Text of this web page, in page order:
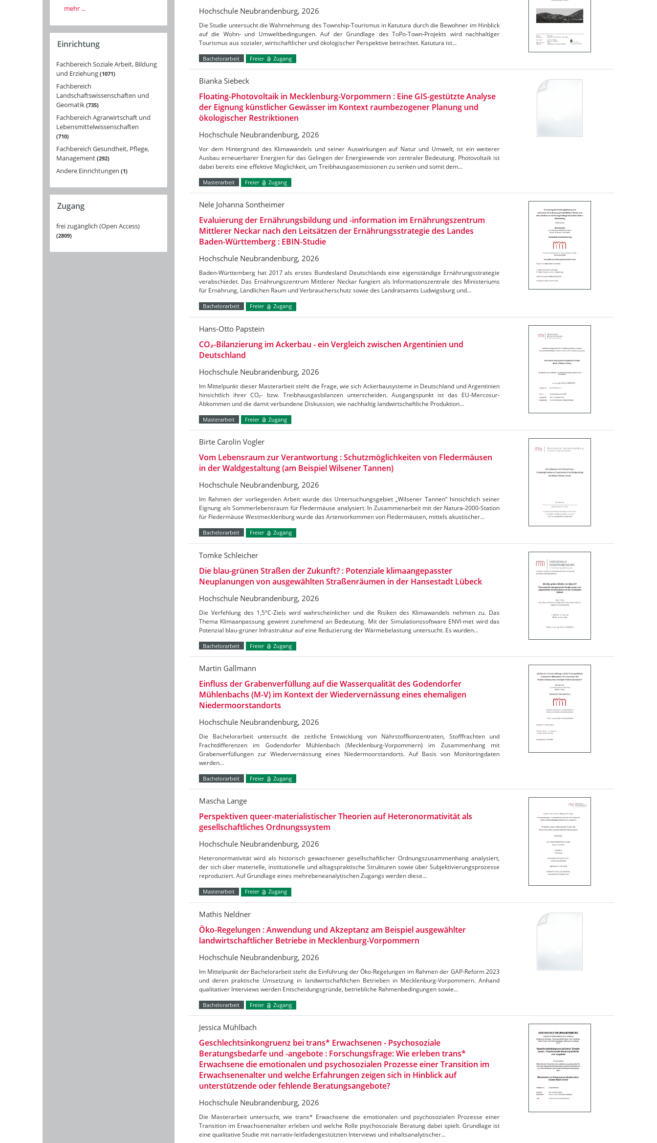
mehr ...
Einrichtung
Fachbereich Soziale Arbeit, Bildung
und Erziehung 1071
Fachbereich
Landschaftswissenschaften und
Geomatik 735
Fachbereich Agrarwirtschaft und
Lebensmittelwissenschaften
710
Fachbereich Gesundheit, Pflege,
Management 292
Andere Einrichtungen 1
Zugang
frei zugänglich (Open Access)
2809
Hochschule Neubrandenburg, 2026
Die Studie untersucht die Wahrnehmung des Township-Tourismus in Katutura durch die Bewohner im Hinblick
auf die Wohn- und Umweltbedingungen. Auf der Grundlage des ToPo-Town-Projekts wird nachhaltiger
Tourismus aus sozialer, wirtschaftlicher und ökologischer Perspektive betrachtet. Katutura ist…
Bachelorarbeit Freier Zugang
Bianka Siebeck
Floating-Photovoltaik in Mecklenburg-Vorpommern : Eine GIS-gestützte Analyse
der Eignung künstlicher Gewässer im Kontext raumbezogener Planung und
ökologischer Restriktionen
Hochschule Neubrandenburg, 2026
Vor dem Hintergrund des Klimawandels und seiner Auswirkungen auf Natur und Umwelt, ist ein weiterer
Ausbau erneuerbarer Energien für das Gelingen der Energiewende von zentraler Bedeutung. Photovoltaik ist
dabei bereits eine effektive Möglichkeit, um Treibhausgasemissionen zu senken und somit dem…
Masterarbeit Freier Zugang
Nele Johanna Sontheimer
Evaluierung der Ernährungsbildung und -information im Ernährungszentrum
Mittlerer Neckar nach den Leitsätzen der Ernährungsstrategie des Landes
Baden-Württemberg : EBIN-Studie
Hochschule Neubrandenburg, 2026
Baden-Württemberg hat 2017 als erstes Bundesland Deutschlands eine eigenständige Ernährungsstrategie
verabschiedet. Das Ernährungszentrum Mittlerer Neckar fungiert als Informationszentrale des Ministeriums
für Ernährung, Ländlichen Raum und Verbraucherschutz sowie des Landratsamts Ludwigsburg und…
Bachelorarbeit Freier Zugang
Hans-Otto Papstein
CO₂-Bilanzierung im Ackerbau - ein Vergleich zwischen Argentinien und
Deutschland
Hochschule Neubrandenburg, 2026
Im Mittelpunkt dieser Masterarbeit steht die Frage, wie sich Ackerbausysteme in Deutschland und Argentinien
hinsichtlich ihrer CO₂- bzw. Treibhausgasbilanzen unterscheiden. Ausgangspunkt ist das EU-Mercosur-
Abkommen und die damit verbundene Diskussion, wie nachhaltig landwirtschaftliche Produktion…
Masterarbeit Freier Zugang
Birte Carolin Vogler
Vom Lebensraum zur Verantwortung : Schutzmöglichkeiten von Fledermäusen
in der Waldgestaltung (am Beispiel Wilsener Tannen)
Hochschule Neubrandenburg, 2026
Im Rahmen der vorliegenden Arbeit wurde das Untersuchungsgebiet „Wilsener Tannen“ hinsichtlich seiner
Eignung als Sommerlebensraum für Fledermäuse analysiert. In Zusammenarbeit mit der Natura-2000-Station
für Fledermäuse Westmecklenburg wurde das Artenvorkommen von Fledermäusen, mittels akustischer…
Bachelorarbeit Freier Zugang
Tomke Schleicher
Die blau-grünen Straßen der Zukunft? : Potenziale klimaangepasster
Neuplanungen von ausgewählten Straßenräumen in der Hansestadt Lübeck
Hochschule Neubrandenburg, 2026
Die Verfehlung des 1,5°C-Ziels wird wahrscheinlicher und die Risiken des Klimawandels nehmen zu. Das
Thema Klimaanpassung gewinnt zunehmend an Bedeutung. Mit der Simulationssoftware ENVI-met wird das
Potenzial blau-grüner Infrastruktur auf eine Reduzierung der Wärmebelastung untersucht. Es wurden…
Bachelorarbeit Freier Zugang
Martin Gallmann
Einfluss der Grabenverfüllung auf die Wasserqualität des Godendorfer
Mühlenbachs (M-V) im Kontext der Wiedervernässung eines ehemaligen
Niedermoorstandorts
Hochschule Neubrandenburg, 2026
Die Bachelorarbeit untersucht die zeitliche Entwicklung von Nährstoffkonzentraten, Stofffrachten und
Frachtdifferenzen im Godendorfer Mühlenbach (Mecklenburg-Vorpommern) im Zusammenhang mit
Grabenverfüllungen zur Wiedervernässung eines Niedermoorstandorts. Auf Basis von Monitoringdaten
werden…
Bachelorarbeit Freier Zugang
Mascha Lange
Perspektiven queer-materialistischer Theorien auf Heteronormativität als
gesellschaftliches Ordnungssystem
Hochschule Neubrandenburg, 2026
Heteronormativität wird als historisch gewachsener gesellschaftlicher Ordnungszusammenhang analysiert,
der sich über materielle, institutionelle und alltagspraktische Strukturen sowie über Subjektivierungsprozesse
reproduziert. Auf Grundlage eines mehrebeneanalytischen Zugangs werden diese…
Masterarbeit Freier Zugang
Mathis Neldner
Öko-Regelungen : Anwendung und Akzeptanz am Beispiel ausgewählter
landwirtschaftlicher Betriebe in Mecklenburg-Vorpommern
Hochschule Neubrandenburg, 2026
Im Mittelpunkt der Bachelorarbeit steht die Einführung der Öko-Regelungen im Rahmen der GAP-Reform 2023
und deren praktische Umsetzung in landwirtschaftlichen Betrieben in Mecklenburg-Vorpommern. Anhand
qualitativer Interviews werden Entscheidungsgründe, betriebliche Rahmenbedingungen sowie…
Bachelorarbeit Freier Zugang
Jessica Mühlbach
Geschlechtsinkongruenz bei trans* Erwachsenen - Psychosoziale
Beratungsbedarfe und -angebote : Forschungsfrage: Wie erleben trans*
Erwachsene die emotionalen und psychosozialen Prozesse einer Transition im
Erwachsenenalter und welche Erfahrungen zeigen sich in Hinblick auf
unterstützende oder fehlende Beratungsangebote?
Hochschule Neubrandenburg, 2026
Die Masterarbeit untersucht, wie trans* Erwachsene die emotionalen und psychosozialen Prozesse einer
Transition im Erwachsenenalter erleben und welche Rolle psychosoziale Beratung dabei spielt. Grundlage ist
eine qualitative Studie mit narrativ-leitfadengestützten Interviews und inhaltsanalytischer…